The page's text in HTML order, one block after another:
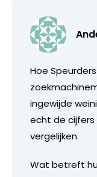
Hoe
ingewijde
echt de
vergelijken.
Wat betreft